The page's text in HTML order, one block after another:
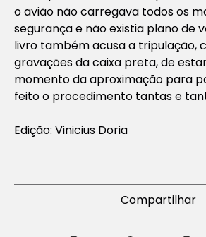
o avião não carregava todos os
segurança e não existia plano de
livro também acusa a tripulação,
gravações da caixa preta, de
momento da aproximação para
feito o procedimento tantas e
Edição: Vinicius Doria
Compartilhar